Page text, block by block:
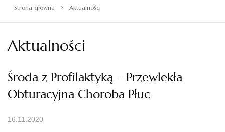
Strona główna › Aktualności
Aktualności
Środa z Profilaktyką – Przewlekła
Obturacyjna Choroba Płuc
16.11.2020